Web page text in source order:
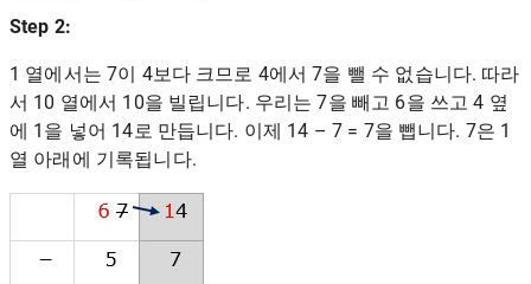
Step 2:
1 열에서는 7이 4보다 크므로 4에서 7을 뺄 수 없습니다. 따라
서 10 열에서 10을 빌립니다. 우리는 7을 빼고 6을 쓰고 4 옆
에 1을 넣어 14로 만듭니다. 이제 14 – 7 = 7을 뺍니다. 7은 1
열 아래에 기록됩니다.